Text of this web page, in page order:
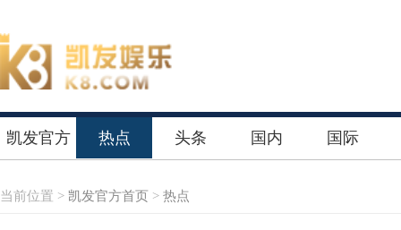
凯发官方 热点 头条 国内 国际
当前位置 > 凯发官方首页 > 热点